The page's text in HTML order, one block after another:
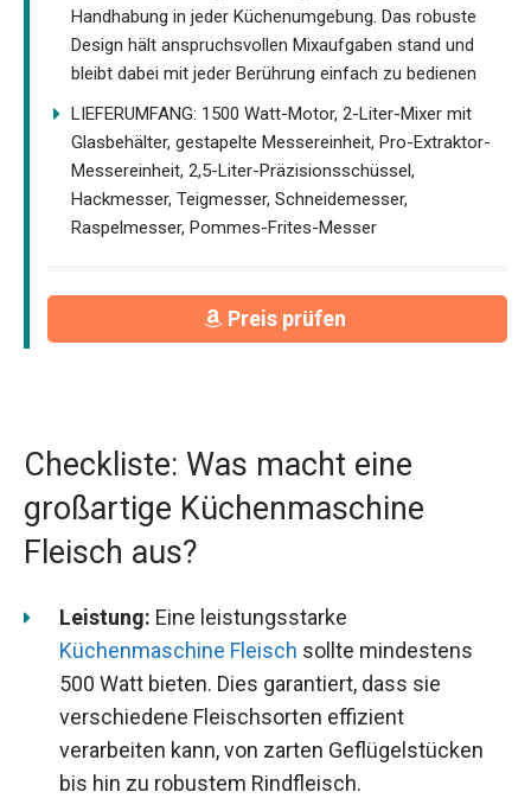
Handhabung in jeder Küchenumgebung. Das robuste
Design hält anspruchsvollen Mixaufgaben stand und
bleibt dabei mit jeder Berührung einfach zu bedienen
LIEFERUMFANG: 1500 Watt-Motor, 2-Liter-Mixer mit
Glasbehälter, gestapelte Messereinheit, Pro-Extraktor-
Messereinheit, 2,5-Liter-Präzisionsschüssel,
Hackmesser, Teigmesser, Schneidemesser,
Raspelmesser, Pommes-Frites-Messer
Preis prüfen
Checkliste: Was macht eine
großartige Küchenmaschine
Fleisch aus?
Leistung: Eine leistungsstarke
Küchenmaschine Fleisch sollte mindestens
500 Watt bieten. Dies garantiert, dass sie
verschiedene Fleischsorten effizient
verarbeiten kann, von zarten Geflügelstücken
bis hin zu robustem Rindfleisch.